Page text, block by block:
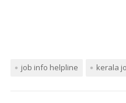
job info helpline kerala